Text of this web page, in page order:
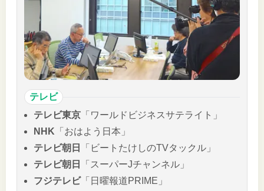
テレビ
テレビ東京 「ワールドビジネスサテライト」
NHK 「おはよう日本」
テレビ朝日
「ビートたけしのTVタックル」
テレビ朝日
「スーパーJチャンネル」
フジテレビ「日曜報道PRIME」